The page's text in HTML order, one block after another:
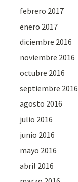
febrero 2017
enero 2017
diciembre 2016
noviembre 2016
octubre 2016
septiembre 2016
agosto 2016
julio 2016
junio 2016
mayo 2016
abril 2016